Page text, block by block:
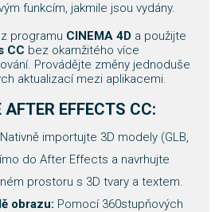
funkcím, jakmile jsou vydány.
z programu CINEMA 4D a použijte
CC bez okamžitého více
Provádějte změny jednoduše
aktualizací mezi aplikacemi.
AFTER EFFECTS CC:
Nativně importujte 3D modely (GLB,
do After Effects a navrhujte
prostoru s 3D tvary a textem.
obrazu: Pomocí 360stupňových